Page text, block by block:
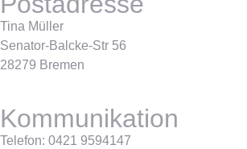
Tina Müller
Senator-Balcke-Str 56
28279 Bremen
Kommunikation
Telefon: 0421 9594147